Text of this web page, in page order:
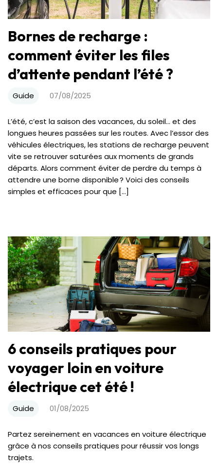
Bornes de recharge :
comment éviter les files
d’attente pendant l’été ?
Guide 07/08/2025
L’été, c’est la saison des vacances, du soleil… et des
longues heures passées sur les routes. Avec l’essor des
véhicules électriques, les stations de recharge peuvent
vite se retrouver saturées aux moments de grands
départs. Alors comment éviter de perdre du temps à
attendre une borne disponible ? Voici des conseils
simples et efficaces pour que […]
6 conseils pratiques pour
voyager loin en voiture
électrique cet été !
Guide 01/08/2025
Partez sereinement en vacances en voiture électrique
grâce à nos conseils pratiques pour réussir vos longs
trajets.